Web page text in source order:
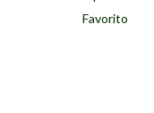
Favorito